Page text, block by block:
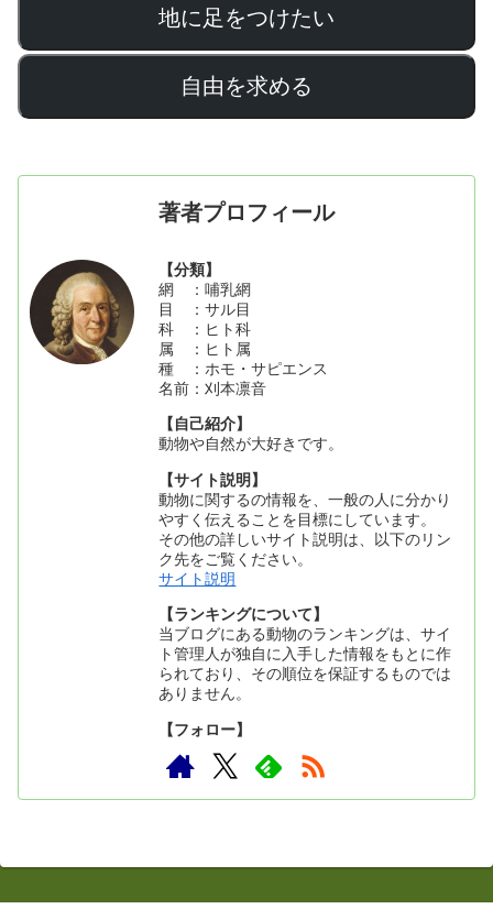
地に足をつけたい
自由を求める
著者プロフィール
【分類】
網 ：哺乳網
目 ：サル目
科 ：ヒト科
属 ：ヒト属
種 ：ホモ・サピエンス
名前：刈本凛音
【自己紹介】
動物や自然が大好きです。
【サイト説明】
動物に関するの情報を、一般の人に分かり
やすく伝えることを目標にしています。
その他の詳しいサイト説明は、以下のリン
ク先をご覧ください。
サイト説明
【ランキングについて】
当ブログにある動物のランキングは、サイ
ト管理人が独自に入手した情報をもとに作
られており、その順位を保証するものでは
ありません。
【フォロー】